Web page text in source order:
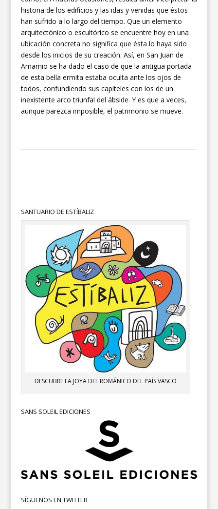
historia de los edificios y las idas y venidas que éstos
han sufrido a lo largo del tiempo. Que un elemento
arquitectónico o escultórico se encuentre hoy en una
ubicación concreta no significa que ésta lo haya sido
desde los inicios de su creación. Así, en San Juan de
Amamio se ha dado el caso de que la antigua portada
de esta bella ermita estaba oculta ante los ojos de
todos, confundiendo sus capiteles con los de un
inexistente arco triunfal del ábside. Y es que a veces,
aunque parezca imposible, el patrimonio se mueve.
SANTUARIO DE ESTÍBALIZ
DESCUBRE LA JOYA DEL ROMÁNICO DEL PAÍS VASCO
SANS SOLEIL EDICIONES
SÍGUENOS EN TWITTER